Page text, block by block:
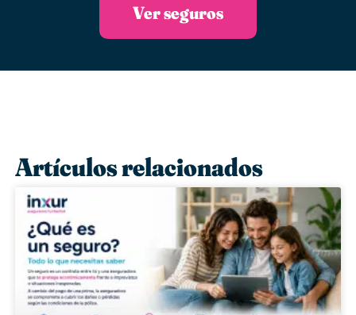
Ver seguros
Artículos relacionados